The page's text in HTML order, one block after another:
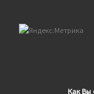
Как Вы